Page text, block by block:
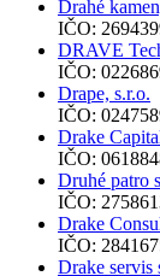
Drahé
IČO:
DRAVE
IČO:
Drape, s.r.o.
IČO:
Drake
IČO:
Druhé patro
IČO:
Drake
IČO:
Drake servis